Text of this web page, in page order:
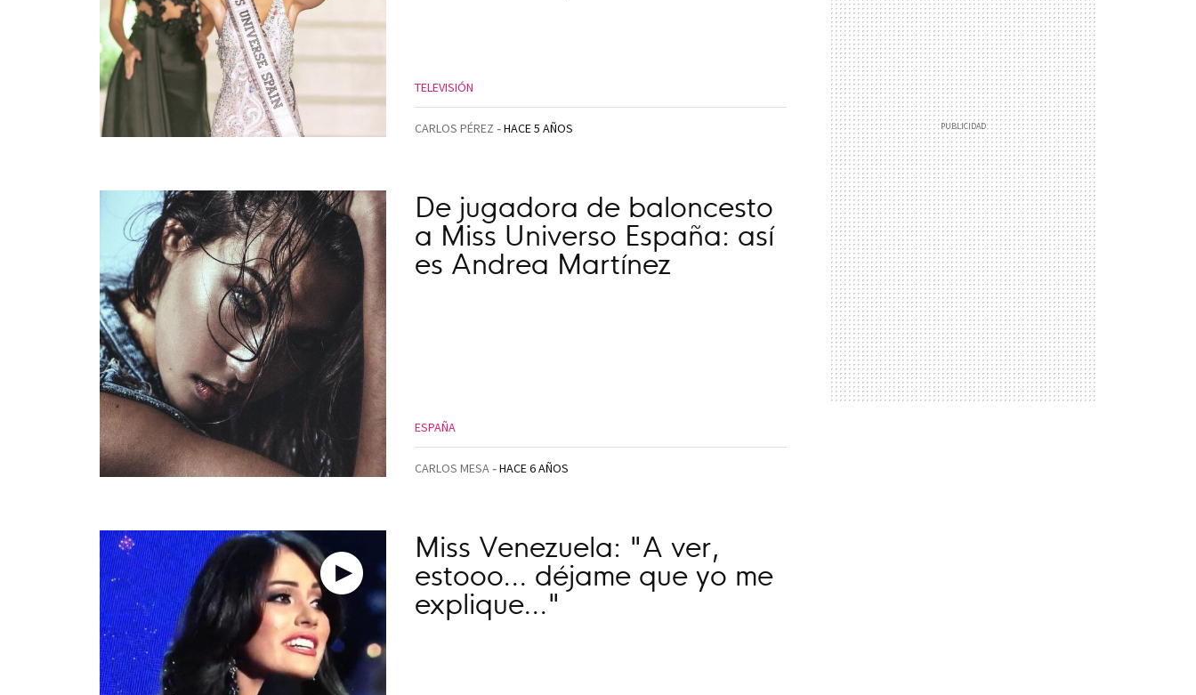
TELEVISIÓN
CARLOS PÉREZ HACE 5 AÑOS
De jugadora de baloncesto
a Miss Universo España: así
es Andrea Martínez
ESPAÑA
CARLOS MESA HACE 6 AÑOS
Miss Venezuela: "A ver,
estooo... déjame que yo me
explique..."